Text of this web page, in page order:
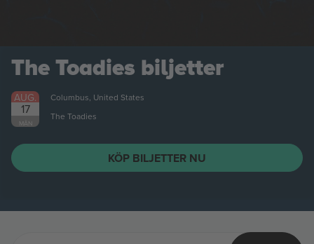
The Toadies biljetter
AUG.
17
MÅN
Columbus, United States
The Toadies
KÖP BILJETTER NU